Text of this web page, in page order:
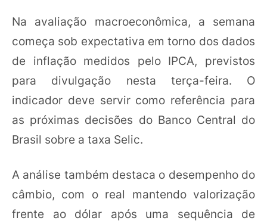
Na avaliação macroeconômica, a semana
começa sob expectativa em torno dos dados
de inflação medidos pelo IPCA, previstos
para divulgação nesta terça-feira. O
indicador deve servir como referência para
as próximas decisões do Banco Central do
Brasil sobre a taxa Selic.
A análise também destaca o desempenho do
câmbio, com o real mantendo valorização
frente ao dólar após uma sequência de